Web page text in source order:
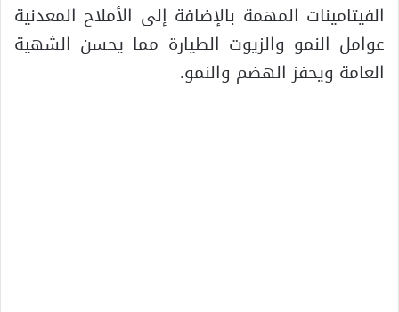
الفيتامينات المهمة بالإضافة إلى الأملاح المعدنية
عوامل النمو والزيوت الطيارة مما يحسن الشهية
العامة ويحفز الهضم والنمو.